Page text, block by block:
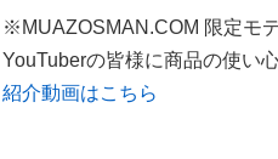
※MUAZOSMAN.COM 限定モ
YouTuberの皆様に商品の使い
紹介動画はこちら